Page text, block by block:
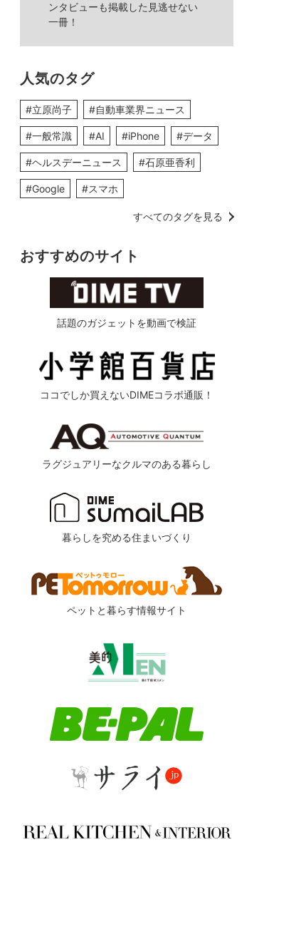
ンタビューも掲載した見逃せない
一冊！
人気のタグ
#立原尚子 #自動車業界ニュース
#一般常識 #AI #iPhone #データ
#ヘルスデーニュース #石原亜香利
#Google #スマホ
すべてのタグを見る
おすすめのサイト
話題のガジェットを動画で検証
ココでしか買えないDIMEコラボ通販！
ラグジュアリーなクルマのある暮らし
暮らしを究める住まいづくり
ペットと暮らす情報サイト